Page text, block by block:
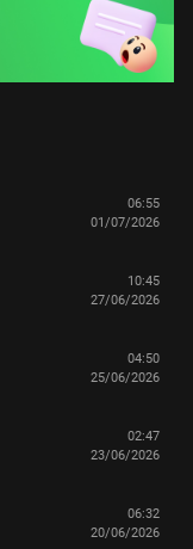
06:55
01/07/2026
10:45
27/06/2026
04:50
25/06/2026
02:47
23/06/2026
06:32
20/06/2026